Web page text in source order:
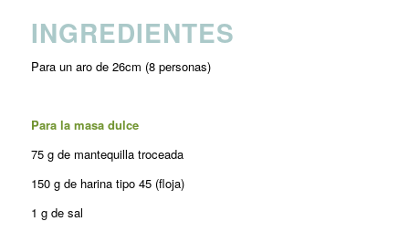
INGREDIENTES
Para un aro de 26cm (8 personas)
Para la masa dulce
75 g de mantequilla troceada
150 g de harina tipo 45 (floja)
1 g de sal